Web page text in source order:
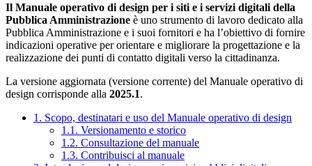
Il Manuale operativo di design per i siti e i servizi digitali della
Pubblica Amministrazione è uno strumento di lavoro dedicato alla
Pubblica Amministrazione e i suoi fornitori e ha l’obiettivo di fornire
indicazioni operative per orientare e migliorare la progettazione e la
realizzazione dei punti di contatto digitali verso la cittadinanza.
La versione aggiornata (versione corrente) del Manuale operativo di
design corrisponde alla 2025.1.
1. Scopo, destinatari e uso del Manuale operativo di design
1.1. Versionamento e storico
1.2. Consultazione del manuale
1.3. Contribuisci al manuale